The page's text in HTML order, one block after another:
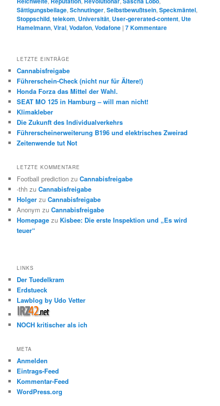
Sättigungsbeilage,Schnutinger,Selbstbewußtsein,Speckmäntel,
Stoppschild,telekom, Universität, User-gererated-content, Ute
Hamelmann,Viral,Vodafon,Vodafone |7Kommentare
LETZTE EINTRÄGE
Cannabisfreigabe
Führerschein-Check (nicht nur für Ältere!)
Honda Forza das Mittel der Wahl.
SEAT MO 125 in Hamburg – will man nicht!
Klimakleber
Die Zukunft des Individualverkehrs
Führerscheinerweiterung B196 und elektrisches Zweirad
Zeitenwende tut Not
LETZTE KOMMENTARE
Football prediction zuCannabisfreigabe
-thh zuCannabisfreigabe
Holger zuCannabisfreigabe
Anonym zuCannabisfreigabe
Homepage zu Kisbee: Die erste Inspektion und „Es wird
teuer“
LINKS
Der Tuedelkram
Erdstueck
Lawblog by Udo Vetter
NOCH kritischer als ich
META
Anmelden
Eintrags-Feed
Kommentar-Feed
WordPress.org